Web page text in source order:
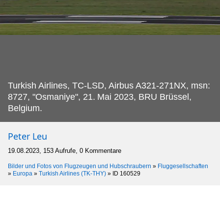
Turkish Airlines, TC-LSD, Airbus A321-271NX, msn:
8727, "Osmaniye", 21. Mai 2023, BRU Brüssel,
Belgium.
Peter Leu
19.08.2023, 153 Aufrufe, 0 Kommentare
Bilder und Fotos von Flugzeugen und Hubschraubern » Fluggesellschaften
» Europa » Turkish Airlines (TK-THY) » ID 160529